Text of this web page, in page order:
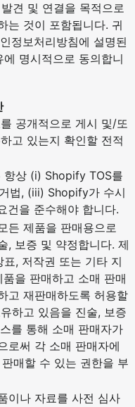
견 및 연결을 목적으로
는 것이 포함됩니다. 귀
정보처리방침에 설명된
명시적으로 동의합니
공개적으로 게시 및/또
고 있는지 확인할 전적
항상 (i) Shopify TOS를
법, (iii) Shopify가 수시
건을 준수해야 합니다.
든 제품을 판매용으로
, 보증 및 약정합니다. 제
, 저작권 또는 기타 지
을 판매하고 소매 판매
고 재판매하도록 허용할
하고 있음을 진술, 보증
를 통해 소매 판매자가
로써 각 소매 판매자에
매할 수 있는 권한을 부
이나 자료를 사전 심사